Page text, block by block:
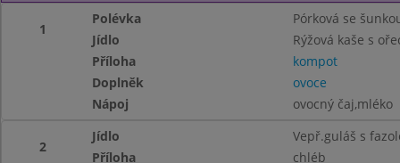
1
Polévka
Pórková se
Jídlo
Rýžová kaše s
Příloha
kompot
Doplněk
ovoce
Nápoj
ovocný čaj,mléko
2
Jídlo
Vepř.guláš s
Příloha
chléb